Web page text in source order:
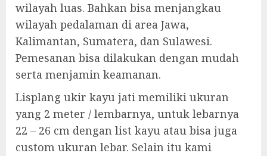
wilayah luas. Bahkan bisa menjangkau
wilayah pedalaman di area Jawa,
Kalimantan, Sumatera, dan Sulawesi.
Pemesanan bisa dilakukan dengan mudah
serta menjamin keamanan.
Lisplang ukir kayu jati memiliki ukuran
yang 2 meter / lembarnya, untuk lebarnya
22 – 26 cm dengan list kayu atau bisa juga
custom ukuran lebar. Selain itu kami